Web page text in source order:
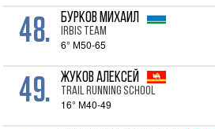
48. БУРКОВ Михаил
Irbis Team
6° М50-65
49. ЖУКОВ Алексей
Trail Running School
16° М40-49